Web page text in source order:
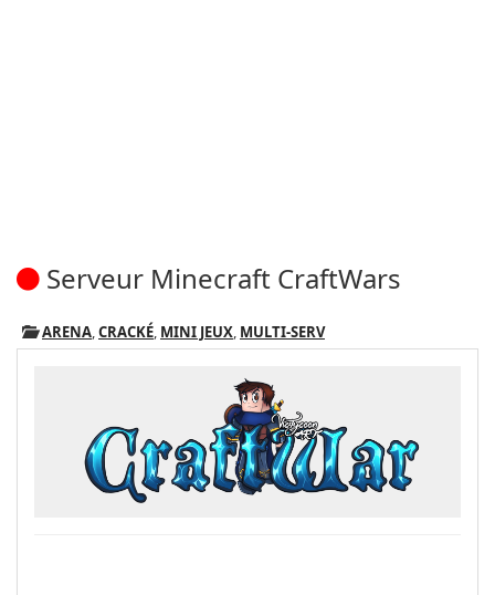
Serveur Minecraft CraftWars
ARENA,CRACKÉ, MINI JEUX, MULTI-SERV